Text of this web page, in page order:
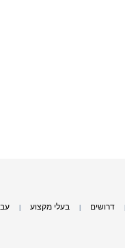
דרושים בעלי מקצוע